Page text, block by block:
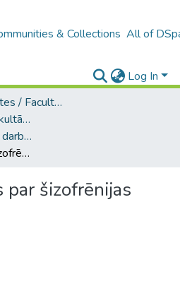
& Collections All of
Log In
B4 – LU fakultātes / Faculties of the UL
B --- Bij. Medicīnas fakultātes studentu noslēguma darbi / Faculty of Medicine - Graduate works
Bakalaura un maģistra darbi (MF) / Bachelor's and Master's theses
Māsu zināšanas par šizofrēnijas pacienta aprūpi
par šizofrēnijas